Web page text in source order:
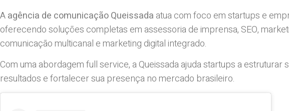
Aagência de comunicação Queissada atua com foco em startups e
oferecendo soluções completas em assessoria de imprensa, SEO,
comunicação multicanal e marketing digital integrado.
Com uma abordagem full service, a Queissada ajuda startups a estruturar
resultados e fortalecer sua presença no mercado brasileiro.